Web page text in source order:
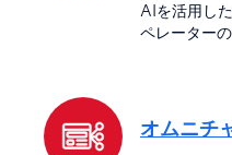
AIを活用し
ペレーター
オムニチ